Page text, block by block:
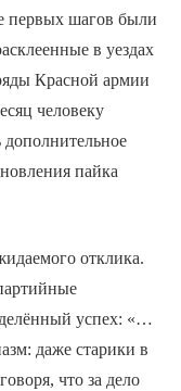
первых шагов были
в уездах
Красной армии
человеку
пайка
отклика.
успех: «…
даже старики в
что за дело